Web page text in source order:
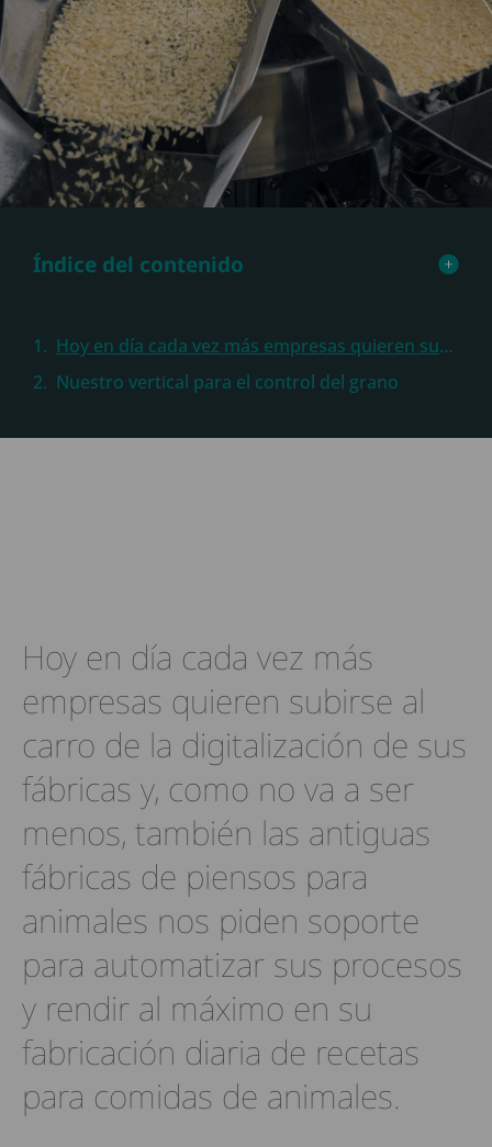
Índice del contenido
Hoy en día cada vez más empresas quieren subirse al carro de la digitalización de sus fábricas y, como no va a ser menos, también las antiguas fábricas de piensos para animales nos piden soporte para automatizar sus procesos y rendir al máximo en su fabricación diaria de recetas para comidas de animales.
Nuestro vertical para el control del grano
Hoy en día cada vez más
empresas quieren subirse al
carro de la digitalización de sus
fábricas y, como no va a ser
menos, también las antiguas
fábricas de piensos para
animales nos piden soporte
para automatizar sus procesos
y rendir al máximo en su
fabricación diaria de recetas
para comidas de animales.